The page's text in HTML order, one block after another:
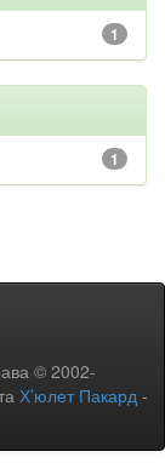
1
1
© 2002-
Х’юлет Пакард -